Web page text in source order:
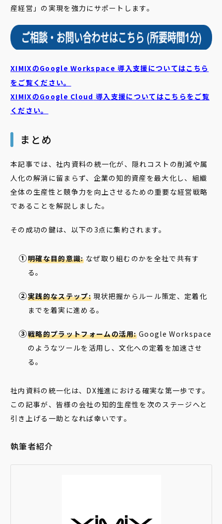
産経営」の実現を強力にサポートします。
XIMIXのGoogle Workspace 導入支援についてはこちら
をご覧ください。
XIMIXのGoogle Cloud 導入支援についてはこちらをご覧
ください。
まとめ
本記事では、社内資料の統一化が、隠れコストの削減や属
人化の解消に留まらず、企業の知的資産を最大化し、組織
全体の生産性と競争力を向上させるための重要な経営戦略
であることを解説しました。
その成功の鍵は、以下の3点に集約されます。
明確な目的意識:なぜ取り組むのかを全社で共有す
る。
実践的なステップ:現状把握からルール策定、定着化
までを着実に進める。
戦略的プラットフォームの活用:Google Workspace
のようなツールを活用し、文化への定着を加速させ
る。
社内資料の統一化は、DX推進における確実な第一歩です。
この記事が、皆様の会社の知的生産性を次のステージへと
引き上げる一助となれば幸いです。
執筆者紹介